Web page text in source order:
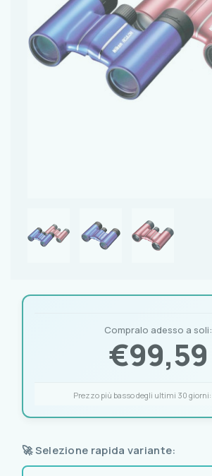
Compralo adesso a soli:
€99,59
Prezzo più basso degli ultimi 30 giorni:
🚀 Selezione rapida variante: